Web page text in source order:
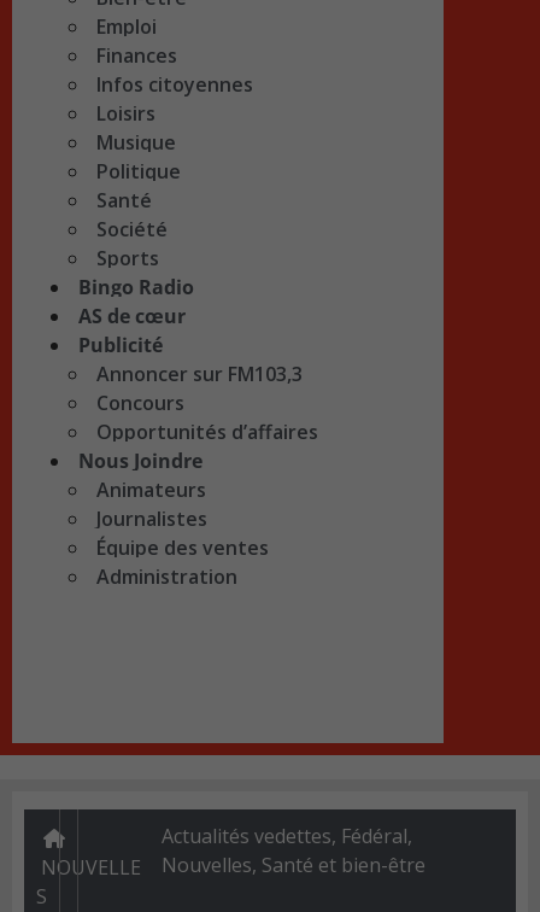
Emploi
Finances
Infos citoyennes
Loisirs
Musique
Politique
Santé
Société
Sports
Bingo Radio
AS de cœur
Publicité
Annoncer sur FM103,3
Concours
Opportunités d’affaires
Nous Joindre
Animateurs
Journalistes
Équipe des ventes
Administration
NOUVELLE
S
Actualités vedettes, Fédéral,
Nouvelles, Santé et bien-être